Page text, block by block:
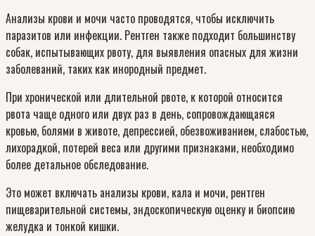
Анализы крови и мочи часто проводятся, чтобы исключить
паразитов или инфекции. Рентген также подходит большинству
собак, испытывающих рвоту, для выявления опасных для жизни
заболеваний, таких как инородный предмет.
При хронической или длительной рвоте, к которой относится
рвота чаще одного или двух раз в день, сопровождающаяся
кровью, болями в животе, депрессией, обезвоживанием, слабостью,
лихорадкой, потерей веса или другими признаками, необходимо
более детальное обследование.
Это может включать анализы крови, кала и мочи, рентген
пищеварительной системы, эндоскопическую оценку и биопсию
желудка и тонкой кишки.